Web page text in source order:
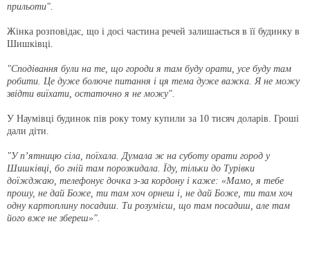
прильоти".
Жінка розповідає, що і досі частина речей залишається в її будинку в
Шишківці.
"Сподівання були на те, що городи я там буду орати, усе буду там
робити. Це дуже болюче питання і ця тема дуже важка. Я не можу
звідти виїхати, остаточно я не можу".
У Наумівці будинок пів року тому купили за 10 тисяч доларів. Гроші
дали діти.
"У п’ятницю сіла, поїхала. Думала ж на суботу орати город у
Шишківці, бо гній там порозкидала. Їду, тільки до Турівки
доїжджаю, телефонує дочка з-за кордону і каже: «Мамо, я тебе
прошу, не дай Боже, ти там хоч орнеш і, не дай Боже, ти там хоч
одну картоплину посадиш. Ти розумієш, що там посадиш, але там
його вже не збереш»".